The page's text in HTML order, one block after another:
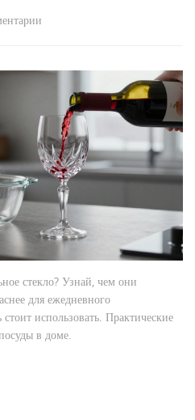
стекло? Узнай, чем они
для ежедневного
использовать. Практические
в доме.